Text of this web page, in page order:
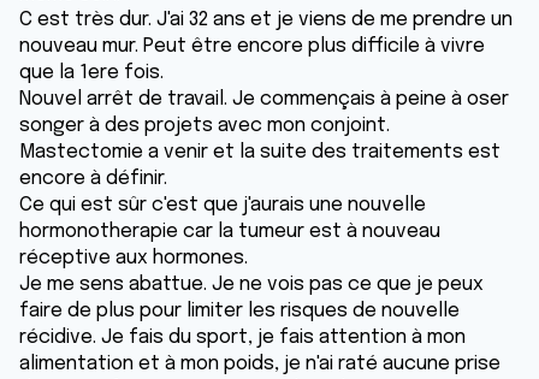
C est très dur. J'ai 32 ans et je viens de me prendre un
nouveau mur. Peut être encore plus difficile à vivre
que la 1ere fois.
Nouvel arrêt de travail. Je commençais à peine à oser
songer à des projets avec mon conjoint.
Mastectomie a venir et la suite des traitements est
encore à définir.
Ce qui est sûr c'est que j'aurais une nouvelle
hormonotherapie car la tumeur est à nouveau
réceptive aux hormones.
Je me sens abattue. Je ne vois pas ce que je peux
faire de plus pour limiter les risques de nouvelle
récidive. Je fais du sport, je fais attention à mon
alimentation et à mon poids, je n'ai raté aucune prise